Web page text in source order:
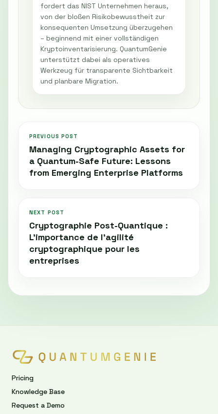
fordert das NIST Unternehmen heraus,
von der bloßen Risikobewusstheit zur
konsequenten Umsetzung überzugehen
– beginnend mit einer vollständigen
Kryptoinventarisierung. QuantumGenie
unterstützt dabei als operatives
Werkzeug für transparente Sichtbarkeit
und planbare Migration.
PREVIOUS POST
Managing Cryptographic Assets for
a Quantum-Safe Future: Lessons
from Emerging Enterprise Platforms
NEXT POST
Cryptographie Post-Quantique :
L'importance de l'agilité
cryptographique pour les
entreprises
Pricing
Knowledge Base
Request a Demo